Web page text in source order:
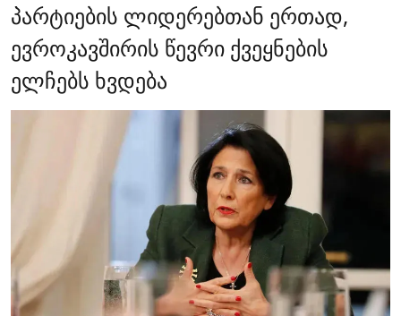
პარტიების ლიდერებთან ერთად,
ევროკავშირის წევრი ქვეყნების
ელჩებს ხვდება